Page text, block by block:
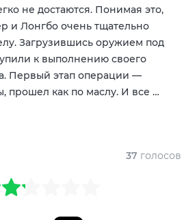
, Кристин Леман,Джеймс Каан
не достаются. Понимая это,
и Лонгбо очень тщательно
Загрузившись оружием под
к выполнению своего
Первый этап операции —
прошел как по маслу. И все …
37 голосов